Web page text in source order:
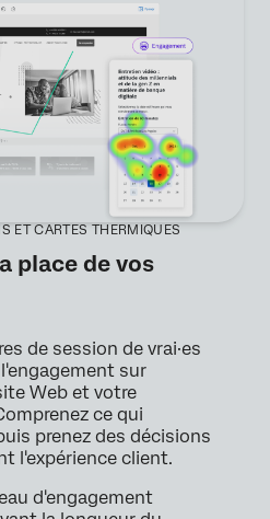
ET CARTES THERMIQUES
place de vos
de session de vrai·es
sur
Web et votre
ce qui
prenez des décisions
l'expérience client.
d'engagement